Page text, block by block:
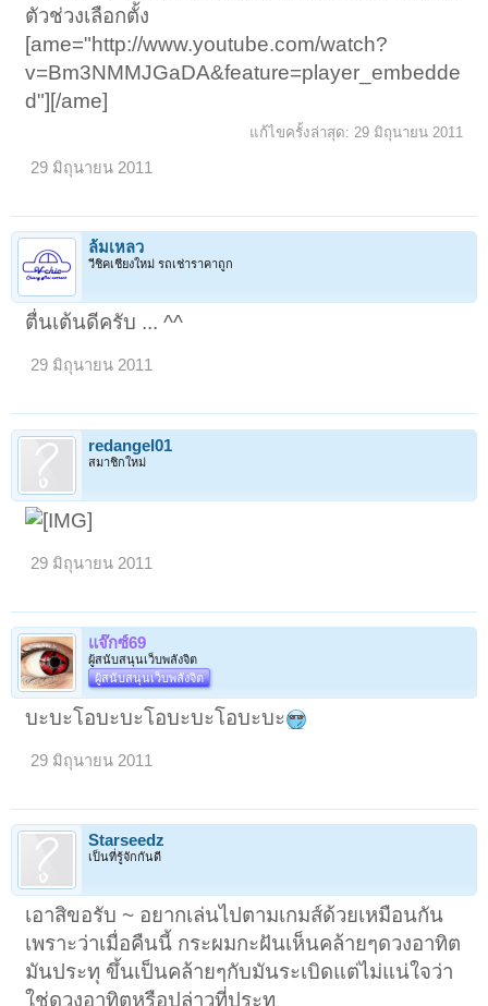
ตัวช่วงเลือกตั้ง
[ame="http://www.youtube.com/watch?
v=Bm3NMMJGaDA&feature=player_embedde
d"]‬‏[/ame]
แก้ไขครั้งล่าสุด: 29 มิถุนายน 2011
29 มิถุนายน 2011
ล้มเหลว
วีชิคเชียงใหม่ รถเช่าราคาถูก
ตื่นเต้นดีครับ ... ^^
29 มิถุนายน 2011
redangel01
สมาชิกใหม่
29 มิถุนายน 2011
แจ๊กซ์69
ผู้สนับสนุนเว็บพลังจิต
ผู้สนับสนุนเว็บพลังจิต
บะบะโอบะบะโอบะบะโอบะบะ
29 มิถุนายน 2011
Starseedz
เป็นที่รู้จักกันดี
เอาสิขอรับ ~ อยากเล่นไปตามเกมส์ด้วยเหมือนกัน
เพราะว่าเมื่อคืนนี้ กระผมกะฝันเห็นคล้ายๆดวงอาทิต
มันประทุ ขึ้นเป็นคล้ายๆกับมันระเบิดแต่ไม่แน่ใจว่า
ใช่ดวงอาทิตหรือปล่าวที่ประทุ